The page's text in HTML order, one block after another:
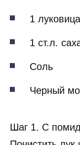
1 луковица
1 ст.л.
Соль
Черный
Шаг 1. С